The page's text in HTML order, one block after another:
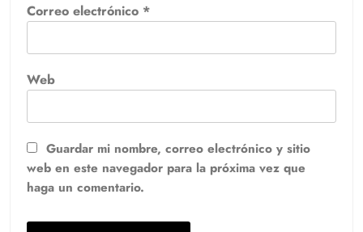
Correo electrónico *
Web
Guardar mi nombre, correo electrónico y sitio
web en este navegador para la próxima vez que
haga un comentario.